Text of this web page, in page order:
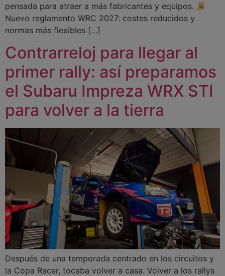
pensada para atraer a más fabricantes y equipos.
Nuevo reglamento WRC 2027: costes reducidos y
normas más flexibles […]
Contrarreloj para llegar al
primer rally: así preparamos
el Subaru Impreza WRX STI
para volver a la tierra
Después de una temporada centrado en los circuitos y
la Copa Racer, tocaba volver a casa. Volver a los rallys